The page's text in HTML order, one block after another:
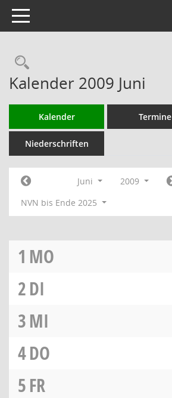
Toggle navigation
Rechercheauswahl
Kalender 2009 Juni
Kalender Termine
Niederschriften
Juni 2009
NVN bis Ende 2025
1 MO
2DI
3MI
4DO
5FR